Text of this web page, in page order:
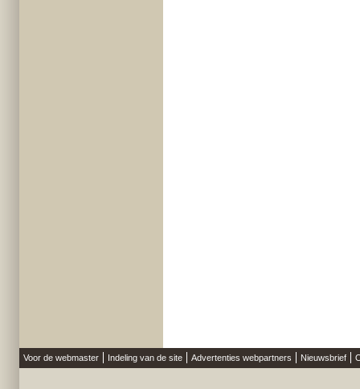
Voor de webmaster Indeling van de site Advertenties webpartners Nieuwsbrief